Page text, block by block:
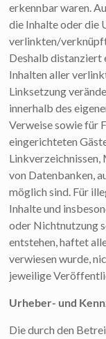
erkennbar waren.
die Inhalte oder die
verlinkten/
Deshalb distanziert
Inhalten aller
Linksetzung
innerhalb des
Verweise sowie für
eingerichteten
Linkverzeichnissen,
von Datenbanken,
möglich sind. Für
Inhalte und
oder Nichtnutzung
entstehen, haftet
verwiesen wurde,
jeweilige
Urheber- und
Die durch den